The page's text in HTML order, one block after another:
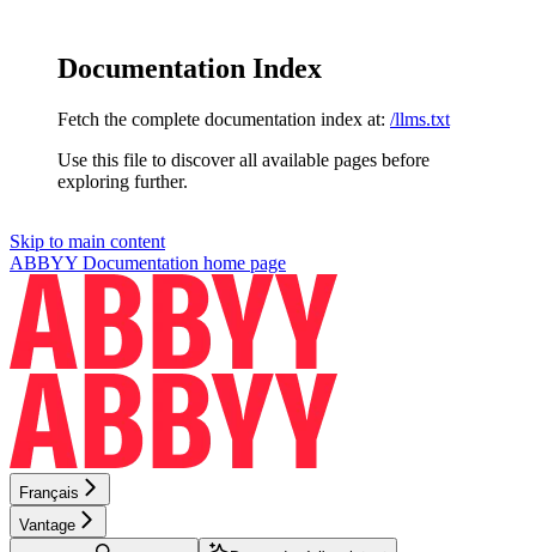
Documentation Index
Fetch the complete documentation index at: /llms.txt
Use this file to discover all available pages before
exploring further.
Skip to main content
ABBYY Documentation home page
Français
Vantage